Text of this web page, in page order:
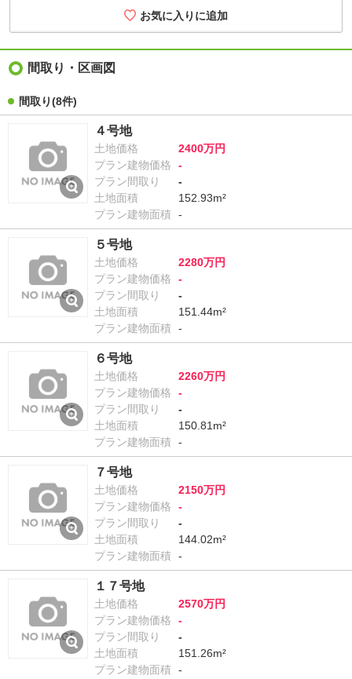
間取り・区画図
間取り(8件)
４号地
土地価格
2400万円
プラン建物価格
-
プラン間取り
-
土地面積
152.93m²
プラン建物面積
-
５号地
土地価格
2280万円
プラン建物価格
-
プラン間取り
-
土地面積
151.44m²
プラン建物面積
-
６号地
土地価格
2260万円
プラン建物価格
-
プラン間取り
-
土地面積
150.81m²
プラン建物面積
-
７号地
土地価格
2150万円
プラン建物価格
-
プラン間取り
-
土地面積
144.02m²
プラン建物面積
-
１７号地
土地価格
2570万円
プラン建物価格
-
プラン間取り
-
土地面積
151.26m²
プラン建物面積
-